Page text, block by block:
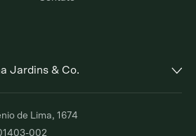
Jardins & Co.
Jardim Europa
de Lima, 1674
002